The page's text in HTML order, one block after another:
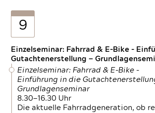
9
Einzelseminar: Fahrrad & E-Bike -
Gutachtenerstellung —
Einzelseminar: Fahrrad & E-Bike -
Einführung in die
Grundlagenseminar
8.30—16.30 Uhr
Die aktuelle Fahrradgeneration, ob